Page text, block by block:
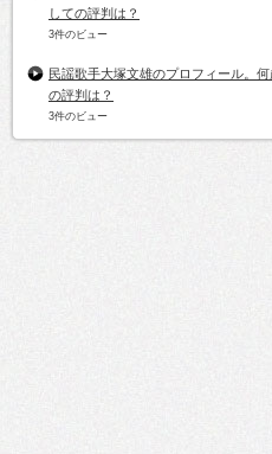
しての評判は？
3件のビュー
民謡歌手大塚文雄のプロフィール。
の評判は？
3件のビュー